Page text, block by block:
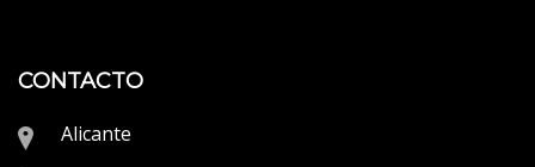
CONTACTO
Alicante